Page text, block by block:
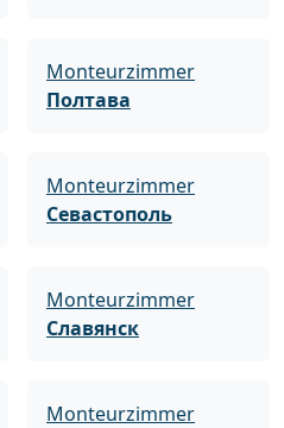
Monteurzimmer
Полтава
Monteurzimmer
Севастополь
Monteurzimmer
Славянск
Monteurzimmer